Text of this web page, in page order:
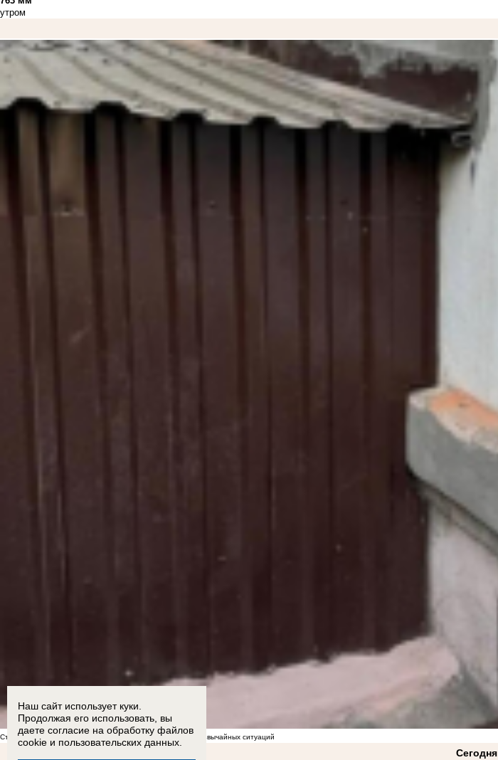
утром
Стал известен список укрытий в Морозовске на случай чрезвычайных ситуаций
Сегодня
Наш сайт использует куки.
Продолжая его использовать, вы
даете согласие на обработку файлов
cookie и пользовательских данных.